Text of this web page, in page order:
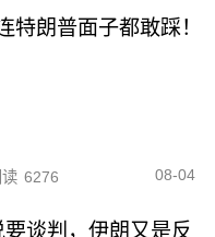
特朗普面子都敢踩！
6276 08-04
谈判，伊朗又是反